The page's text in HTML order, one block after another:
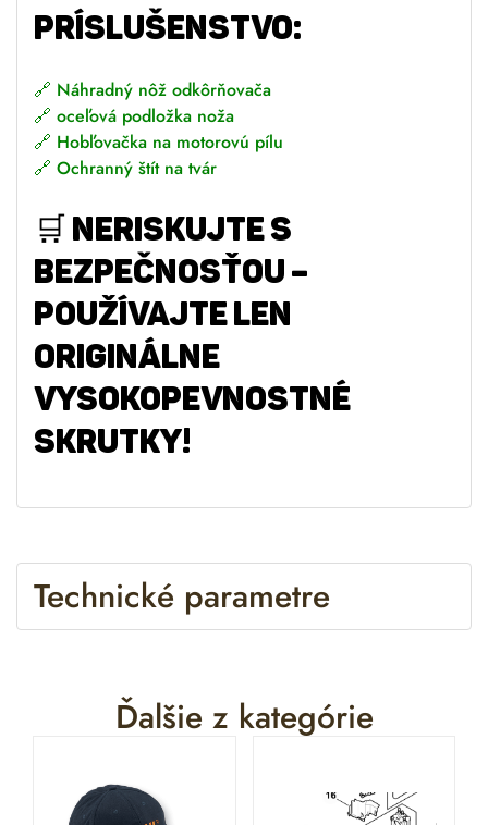
PRÍSLUŠENSTVO:
🔗 Náhradný nôž odkôrňovača
🔗 oceľová podložka noža
🔗 Hobľovačka na motorovú pílu
🔗 Ochranný štít na tvár
🛒 NERISKUJTE S
BEZPEČNOSŤOU –
POUŽÍVAJTE LEN
ORIGINÁLNE
VYSOKOPEVNOSTNÉ
SKRUTKY!
Technické parametre
Ďalšie z kategórie